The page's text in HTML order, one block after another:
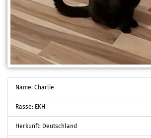
Name: Charlie
Rasse: EKH
Herkunft: Deutschland